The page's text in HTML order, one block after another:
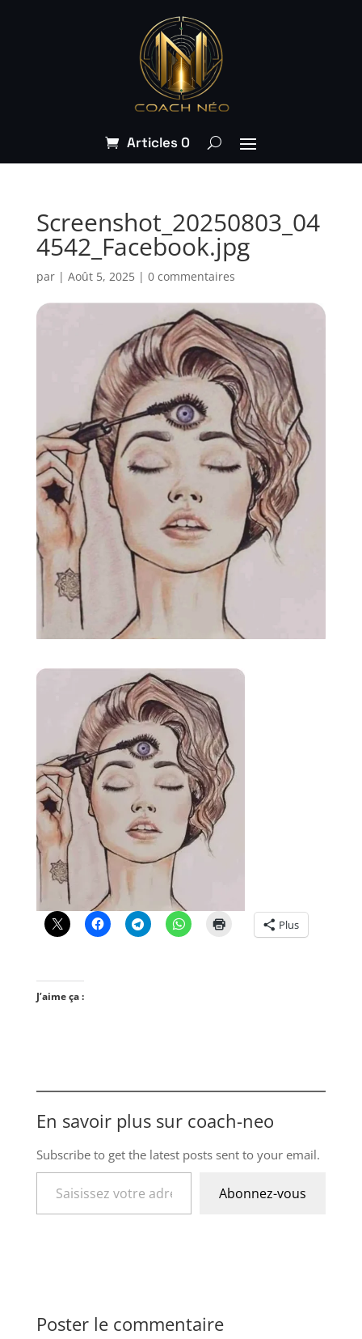
Articles 0
Screenshot_20250803_04
4542_Facebook.jpg
par | Août 5, 2025| 0 commentaires
Plus
J’aime ça :
En savoir plus sur coach-neo
Subscribe to get the latest posts sent to your email.
Saisissez votre adresse e-mail…
Abonnez-vous
Poster le commentaire